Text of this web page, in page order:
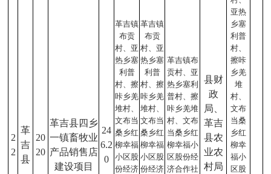
2
2
革
吉
县
20
20
革吉县四乡
一镇畜牧业
产品销售店
建设项目
24
6.2
0
革吉镇
布贡
村、亚
热乡塞
利普
村、擦
咔乡羌
堆村、
文布当
桑乡红
柳幸福
小区股
份经济
革吉镇
布贡
村、亚
热乡塞
利普
村、擦
咔乡羌
堆村、
文布当
桑乡红
柳幸福
小区股
份经济
革吉镇布
贡村、亚
热乡塞利
普村、擦
咔乡羌堆
村、文布
当桑乡红
柳幸福小
区股份经
济合作社
县财
政
局、
革吉
县农
业农
村局
亚热
乡塞
利普
村、
擦咔
乡羌
堆
村、
文布
当桑
乡红
柳幸
福小
区股